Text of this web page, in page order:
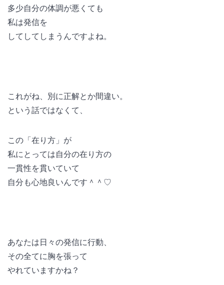
多少自分の体調が悪くても
私は発信を
してしてしまうんですよね。
これがね、別に正解とか間違い。
という話ではなくて、
この「在り方」が
私にとっては自分の在り方の
一貫性を貫いていて
自分も心地良いんです＾＾♡
あなたは日々の発信に行動、
その全てに胸を張って
やれていますかね？